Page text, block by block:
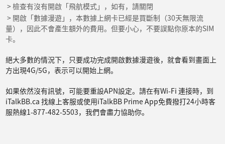
> 檢查有沒有開啟「飛航模式」，如有，請關閉
> 開啟「數據漫遊」，本數據上網卡已經是買斷制（30天無限流
量），因此不會產生額外的費用。但要小心，不要誤點你原本的SIM
卡。
絕大多數的情況下，只要成功完成開啟數據漫遊後，就會看到畫面上
方出現4G/5G，表示可以開始上網。
如果依然沒有訊號，可能要重設APN設定。請在有Wi-Fi 連接時，到
iTalkBB.ca 找線上客服或使用iTalkBB Prime App免費撥打24小時客
服熱線1-877-482-5503，我們會盡力協助你。